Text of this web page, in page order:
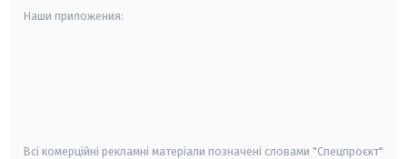
Наши приложения:
Всі комерційні рекламні матеріали позначені словами "Спецпроєкт"